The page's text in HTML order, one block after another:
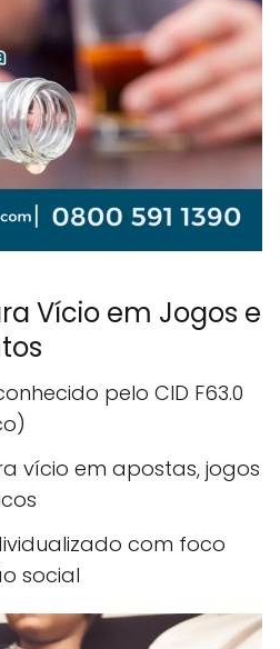
Vício em Jogos e
pelo CID F63.0
vício em apostas, jogos
com foco
social